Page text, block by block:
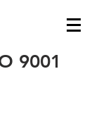
9001